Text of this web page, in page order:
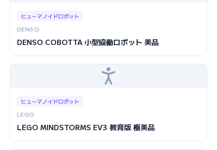
ヒューマノイドロボット
DENSO
DENSO COBOTTA 小型協働ロボット 美品
ヒューマノイドロボット
LEGO
LEGO MINDSTORMS EV3 教育版 極美品